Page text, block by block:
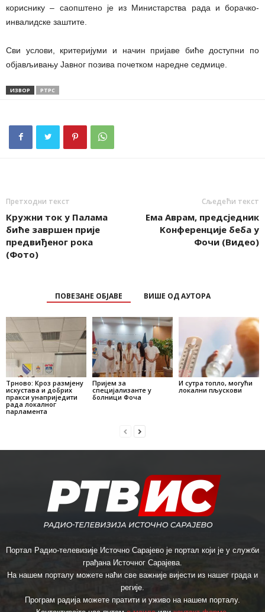
кориснику – саопштено је из Министарства рада и борачко-
инвалидске заштите.
Сви услови, критеријуми и начин пријаве биће доступни по
објављивању Јавног позива почетком наредне седмице.
ИЗВОР РТРС
Претходни текст
Кружни ток у Палама
биће завршен прије
предвиђеног рока
(Фото)
Сљедећи текст
Ема Аврам, предсједник
Kонференције беба у
Фочи (Видео)
ПОВЕЗАНЕ ОБЈАВЕ ВИШЕ ОД АУТОРА
Трново: Кроз размјену
искустава и добрих
пракси унаприједити
рада локалног
парламента
Пријем за
специјализанте у
болници Фоча
И сутра топло, могући
локални пљускови
Портал Радио-телевизије Источно Сарајево је портал који је у служби
грађана Источног Сарајева.
На нашем порталу можете наћи све важније вијести из нашег града и
регије.
Програм радија можете пратити и уживо на нашем порталу.